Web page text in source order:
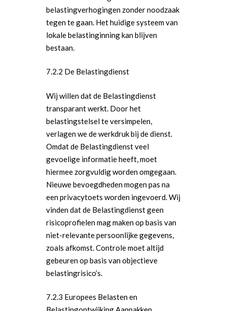
belastingverhogingen zonder noodzaak
tegen te gaan. Het huidige systeem van
lokale belastinginning kan blijven
bestaan.
7.2.2 De Belastingdienst
Wij willen dat de Belastingdienst
transparant werkt. Door het
belastingstelsel te versimpelen,
verlagen we de werkdruk bij de dienst.
Omdat de Belastingdienst veel
gevoelige informatie heeft, moet
hiermee zorgvuldig worden omgegaan.
Nieuwe bevoegdheden mogen pas na
een privacytoets worden ingevoerd. Wij
vinden dat de Belastingdienst geen
risicoprofielen mag maken op basis van
niet-relevante persoonlijke gegevens,
zoals afkomst. Controle moet altijd
gebeuren op basis van objectieve
belastingrisico’s.
7.2.3 Europees Belasten en
Buitenlandse Zaken &
Democratie &
Economie, Financiën &
Europese Unie
Migratie & Asiel
Onderwijs &
Volksgezondheid,
Sport
Wonen, Ruimte &
Politiek Adviseurs
Politieke Werkgroepen
Congressen
Ontwikkeling
Democraten
Vertrouwenspersonen
Afdelingen
Amsterdam
Groningen-Drenthe
Leiden-Haaglanden
Rotterdam-Zeeland
Utrecht
Meld je aan!